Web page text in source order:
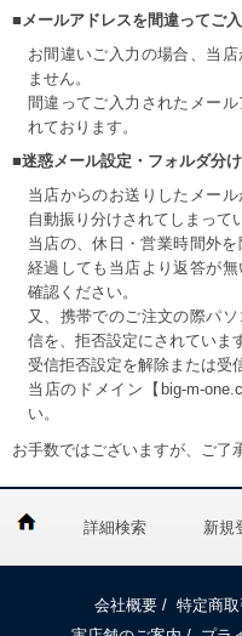
■メールアドレスを間違ってご入
お間違いご入力の場合、当
ません。
間違ってご入力されたメー
れております。
■迷惑メール設定・フォルダ分け
当店からのお送りしたメー
自動振り分けされてしまって
当店の、休日・営業時間外
経過しても当店より返答が
確認ください。
又、携帯でのご注文の際パ
信を、拒否設定にされていま
受信拒否設定を解除または受
当店のドメイン【big-m-
い。
お手数ではございますが、ご了
詳細検索 新規
会社概要 / 特定商